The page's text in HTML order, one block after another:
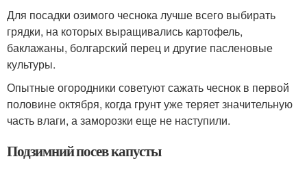
Для посадки озимого чеснока лучше всего выбирать
грядки, на которых выращивались картофель,
баклажаны, болгарский перец и другие пасленовые
культуры.
Опытные огородники советуют сажать чеснок в первой
половине октября, когда грунт уже теряет значительную
часть влаги, а заморозки еще не наступили.
Подзимний посев капусты